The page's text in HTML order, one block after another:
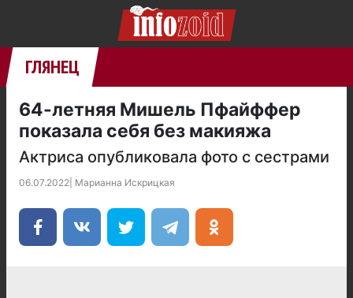
ГЛЯНЕЦ
64-летняя Мишель Пфайффер
показала себя без макияжа
Актриса опубликовала фото с сестрами
06.07.2022 Марианна Искрицкая